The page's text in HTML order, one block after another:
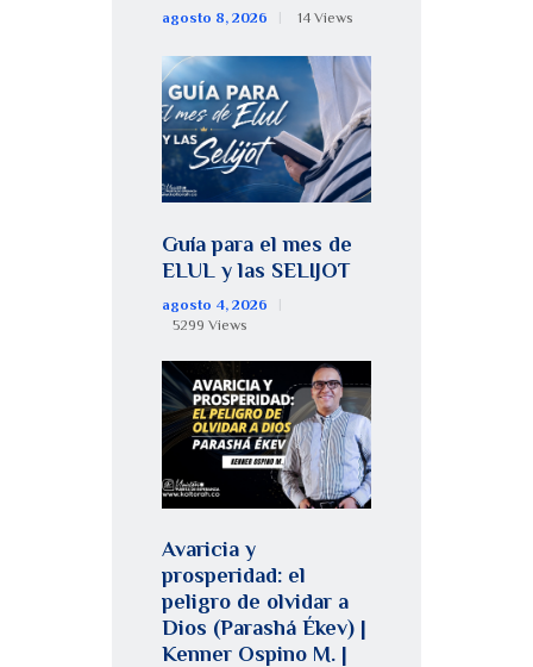
agosto 8, 2026 14 Views
Guía para el mes de
ELUL y las SELIJOT
agosto 4, 2026
5299 Views
Avaricia y
prosperidad: el
peligro de olvidar a
Dios (Parashá Ékev) |
Kenner Ospino M. |